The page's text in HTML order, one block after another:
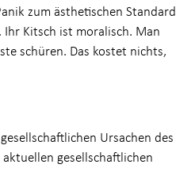
zum ästhetischen Standard
Kitsch ist moralisch. Man
schüren. Das kostet nichts,
Ursachen des
gesellschaftlichen